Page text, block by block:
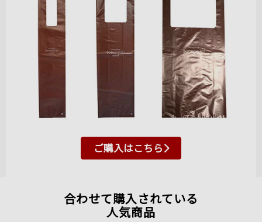
ご購入はこちら
合わせて購入されている
人気商品